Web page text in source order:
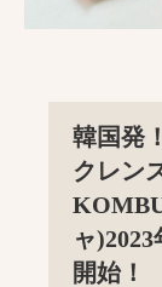
韓国発
クレン
ャ
開始！